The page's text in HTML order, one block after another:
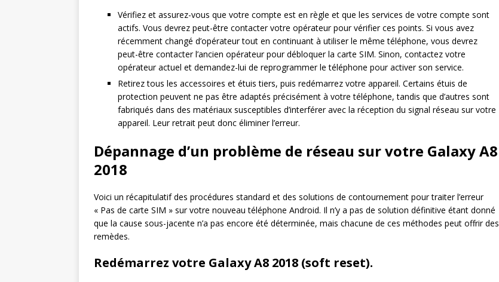
Vérifiez et assurez-vous que votre compte est en règle et que les services de votre compte sont
actifs. Vous devrez peut-être contacter votre opérateur pour vérifier ces points. Si vous avez
récemment changé d’opérateur tout en continuant à utiliser le même téléphone, vous devrez
peut-être contacter l’ancien opérateur pour débloquer la carte SIM. Sinon, contactez votre
opérateur actuel et demandez-lui de reprogrammer le téléphone pour activer son service.
Retirez tous les accessoires et étuis tiers, puis redémarrez votre appareil. Certains étuis de
protection peuvent ne pas être adaptés précisément à votre téléphone, tandis que d’autres sont
fabriqués dans des matériaux susceptibles d’interférer avec la réception du signal réseau sur votre
appareil. Leur retrait peut donc éliminer l’erreur.
Dépannage d’un problème de réseau sur votre Galaxy A8
2018
Voici un récapitulatif des procédures standard et des solutions de contournement pour traiter l’erreur
« Pas de carte SIM » sur votre nouveau téléphone Android. Il n’y a pas de solution définitive étant donné
que la cause sous-jacente n’a pas encore été déterminée, mais chacune de ces méthodes peut offrir des
remèdes.
Redémarrez votre Galaxy A8 2018 (soft reset).